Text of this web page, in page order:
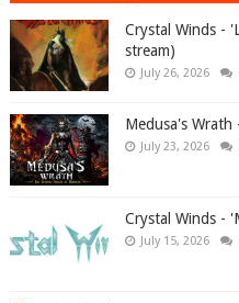
Crystal Winds -
stream)
July 26, 2026
Medusa's
July 23, 2026
Crystal Winds -
July 15, 2026